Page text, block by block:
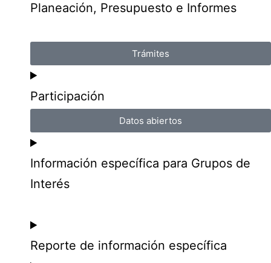
Planeación, Presupuesto e Informes
Trámites
Participación
Datos abiertos
Información específica para Grupos de
Interés
Reporte de información específica